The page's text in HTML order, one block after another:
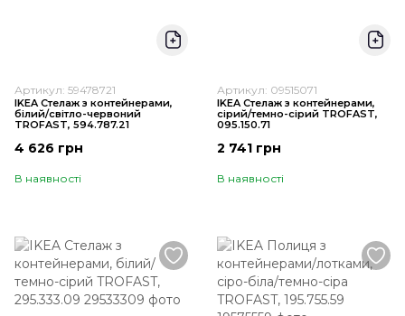
Артикул: 59478721
IKEA Стелаж з контейнерами,
білий/світло-червоний
TROFAST, 594.787.21
4 626 грн
В наявності
Артикул: 09515071
IKEA Стелаж з контейнерами,
сірий/темно-сірий TROFAST,
095.150.71
2 741 грн
В наявності